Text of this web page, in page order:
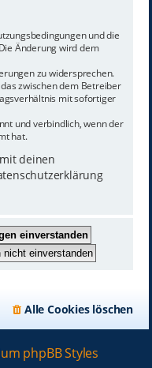
und die
Änderung wird dem
zu widersprechen.
zwischen dem Betreiber
mit sofortiger
und verbindlich, wenn der
hat.
deinen
Alle Cookies löschen
phpBB Styles